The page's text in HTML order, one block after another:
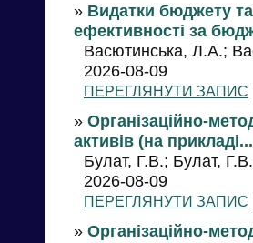
» Видатки бюджету
ефективності за
Васютинська, Л.А.;
2026-08-09
ПЕРЕГЛЯНУТИ ЗАПИС
» Організаційно-
активів (на прикладі...
Булат, Г.В.; Булат,
2026-08-09
ПЕРЕГЛЯНУТИ ЗАПИС
» Організаційно-